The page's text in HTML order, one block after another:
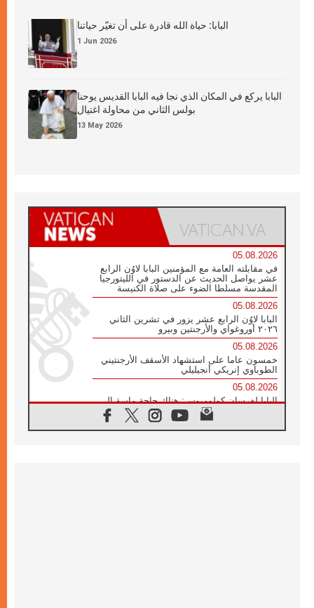
البابا: حياة الله قادرة على أن تغيّر حياتنا
1 Jun 2026
البابا يركع في المكان الذي نجا فيه البابا القديس يوحنا
بولس الثاني من محاولة اغتيال
13 May 2026
05.08.2026
في مقابلته العامة مع المؤمنين البابا لاوُن الرابع
عشر يواصل الحديث عن الدستور في الليتورجيا
المقدسة مسلطا الضوء على صلاة الكنيسة
05.08.2026
البابا لاوُن الرابع عشر يزور في تشرين الثاني
٢٠٢٦ أوروغواي والأرجنتين وبيرو
05.08.2026
خمسون عاما على استشهاد الأسقف الأرجنتيني
الطوباوي إنريكي أنجيليلي
05.08.2026
البابا لفرسان كولومبوس: هناك حاجة ماسة إلى
أنبياء تناغم يسعون إلى بناء الجسور
04.08.2026